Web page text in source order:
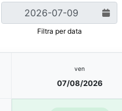
Filtra per data
ven
07/08/2026